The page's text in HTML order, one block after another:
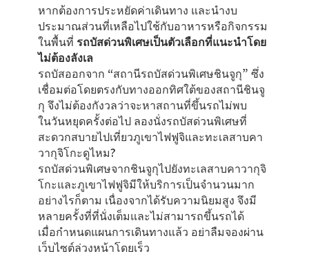
หากต้องการประหยัดค่าเดินทาง และนำงบ
ประมาณส่วนที่เหลือไปใช้กับอาหารหรือกิจกรรม
ในพื้นที่ รถบัสด่วนพิเศษเป็นตัวเลือกที่แนะนำโดย
ไม่ต้องลังเล
รถบัสออกจาก “สถานีรถบัสด่วนพิเศษชินจูกุ” ซึ่ง
เชื่อมต่อโดยตรงกับทางออกทิศใต้ของสถานีชินจู
กุ จึงไม่ต้องกังวลว่าจะหาสถานที่ขึ้นรถไม่พบ
ในวันหยุดครั้งต่อไป ลองนั่งรถบัสด่วนพิเศษที่
สะดวกสบายไปเที่ยวภูเขาไฟฟูจิและทะเลสาบคา
วากุจิโกะดูไหม?
รถบัสด่วนพิเศษจากชินจูกุไปยังทะเลสาบคาวากุจิ
โกะและภูเขาไฟฟูจิมีให้บริการเป็นจำนวนมาก
อย่างไรก็ตาม เนื่องจากได้รับความนิยมสูง จึงมี
หลายครั้งที่ที่นั่งเต็มและไม่สามารถขึ้นรถได้
เมื่อกำหนดแผนการเดินทางแล้ว อย่าลืมจองผ่าน
เว็บไซต์ล่วงหน้าโดยเร็ว